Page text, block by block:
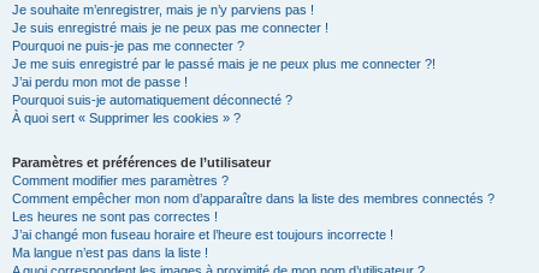
Je souhaite m’enregistrer, mais je n’y parviens pas !
Je suis enregistré mais je ne peux pas me connecter !
Pourquoi ne puis-je pas me connecter ?
Je me suis enregistré par le passé mais je ne peux plus me connecter ?!
J’ai perdu mon mot de passe !
Pourquoi suis-je automatiquement déconnecté ?
À quoi sert « Supprimer les cookies » ?
Paramètres et préférences de l’utilisateur
Comment modifier mes paramètres ?
Comment empêcher mon nom d’apparaître dans la liste des membres connectés ?
Les heures ne sont pas correctes !
J’ai changé mon fuseau horaire et l’heure est toujours incorrecte !
Ma langue n’est pas dans la liste !